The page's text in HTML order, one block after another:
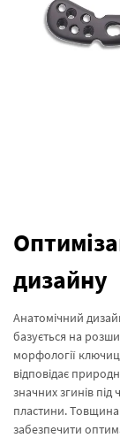
дизайну
Анатомічний
базується на
морфології
відповідає
значних згинів
пластини.
забезпечити